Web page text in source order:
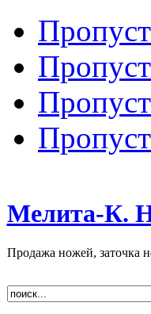
Мелита-К.
Продажа ножей, заточка